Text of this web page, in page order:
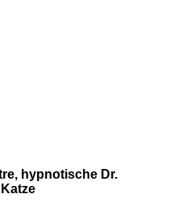
hypnotische Dr.